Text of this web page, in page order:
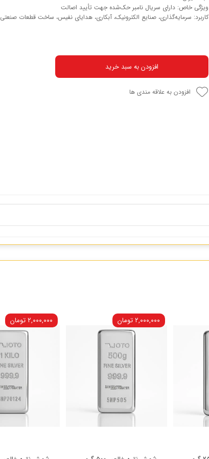
ویژگی خاص: دارای سریال نامبر حک‌شده جهت تأیید اصالت
کاربرد: سرمایه‌گذاری، صنایع الکترونیک، آبکاری، هدایای نفیس، ساخت قطعات صنعتی
افزودن به سبد خرید
افزودن به علاقه مندی ها
۲,۰۰۰,۰۰۰ تومان ۲,۰۰۰,۰۰۰ تومان